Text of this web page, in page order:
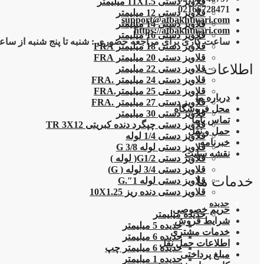
قلاویز دستی 12 میلیمتر
قلاویز دستی 14 میلیمتر
قلاویز دستی 16 میلیمتر
قلاویز دستی 18 میلیمتر FRA
قلاویز دستی 20 میلیمتر FRA
قلاویز دستی 22 میلیمتر
قلاویز دستی 24 میلیمتر .FRA
قلاویز دستی 25 میلیمتر.FRA
قلاویز دستی 27 میلیمتر .FRA
قلاویز دستی 30 میلیمتر
قلاویز دستی چپگرد دنده کبریتی TR 3X12
قلاویز دستی 1/4 لوله
قلاویز دستی لوله G 3/8
قلاویز دستی G1/2( لوله )
قلاویز دستی 3/4 لوله ( G)
قلاویز دستی لوله 1″.G
قلاویز دستی دنده ریز 10X1.25
حدیده
حدیده میلیمتر
حدیده 5 میلیمتر
حدیده 6 میلیمتر
حدیده 6 میلیمتر چپ
حدیده 1 میلیمتر
02166728471
support@atbakhtiyari.com
https://atbakhtiyari.com
ساعت کاری برای مراجعه حضوری : شنبه تا پنج شنبه از ساعت 8 الی 18 و پنج شنبه ها تا
اطلاعات
درباره ما
محل فروشگاه
تماس باما
حمل و نقل
خبرنامه
نقشه سایت
خدمات ما
حریم خصوصی
شرایط فروش
خدمات مشتری
اطلاعات حمل نقل
مبلغ پرداختی